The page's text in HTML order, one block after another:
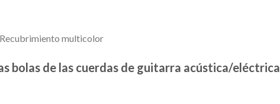
multicolor
bolas de las cuerdas de guitarra acústica/eléctrica